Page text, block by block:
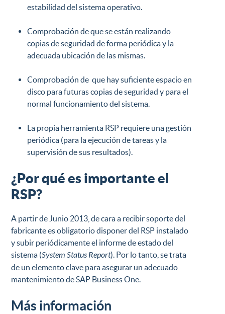
estabilidad del sistema operativo.
Comprobación de que se están realizando
copias de seguridad de forma periódica y la
adecuada ubicación de las mismas.
Comprobación de que hay suficiente espacio en
disco para futuras copias de seguridad y para el
normal funcionamiento del sistema.
La propia herramienta RSP requiere una gestión
periódica (para la ejecución de tareas y la
supervisión de sus resultados).
¿Por qué es importante el
RSP?
A partir de Junio 2013, de cara a recibir soporte del
fabricante es obligatorio disponer del RSP instalado
y subir periódicamente el informe de estado del
sistema (System Status Report). Por lo tanto, se trata
de un elemento clave para asegurar un adecuado
mantenimiento de SAP Business One.
Más información